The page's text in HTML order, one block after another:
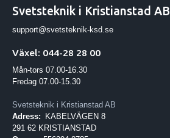
Svetsteknik i Kristianstad AB
support@svetsteknik-ksd.se
Växel: 044-28 28 00
Mån-tors 07.00-16.30
Fredag 07.00-15.30
Svetsteknik i Kristianstad AB
Adress:
KABELVÄGEN 8
291 62 KRISTIANSTAD